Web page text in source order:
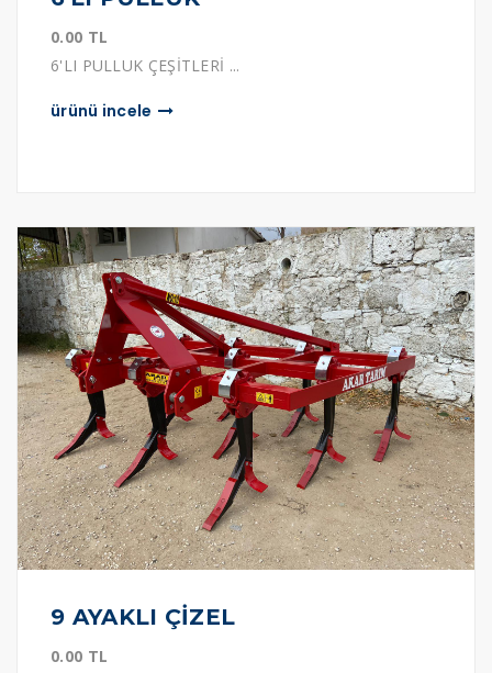
0.00 TL
6'LI PULLUK ÇEŞİTLERİ ...
ürünü i̇ncele
9 AYAKLI ÇİZEL
0.00 TL